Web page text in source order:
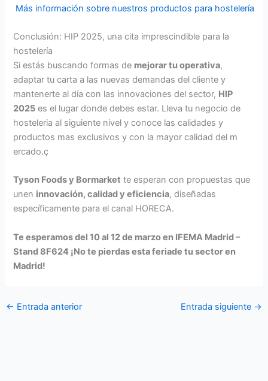
Más información sobre nuestros productos para hostelería
Conclusión: HIP 2025, una cita imprescindible para la
hostelería
Si estás buscando formas de mejorar tu operativa,
adaptar tu carta a las nuevas demandas del cliente y
mantenerte al día con las innovaciones del sector, HIP
2025 es el lugar donde debes estar. Lleva tu negocio de
hosteleria al siguiente nivel y conoce las calidades y
productos mas exclusivos y con la mayor calidad del m
ercado.ç
Tyson Foods y Bormarket te esperan con propuestas que
unen innovación, calidad y eficiencia, diseñadas
específicamente para el canal HORECA.
Te esperamos del 10 al 12 de marzo en IFEMA Madrid –
Stand 8F624 ¡No te pierdas esta feriade tu sector en
Madrid!
← Entrada anterior Entrada siguiente →